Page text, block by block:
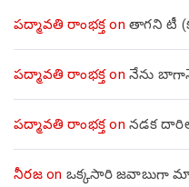
పద్మావతి రాంభక్తon తాగని టీ
పద్మావతి రాంభక్తon నేను
పద్మావతి రాంభక్తon నడక
నీరజon ఒక్కసారి జవాబుగా